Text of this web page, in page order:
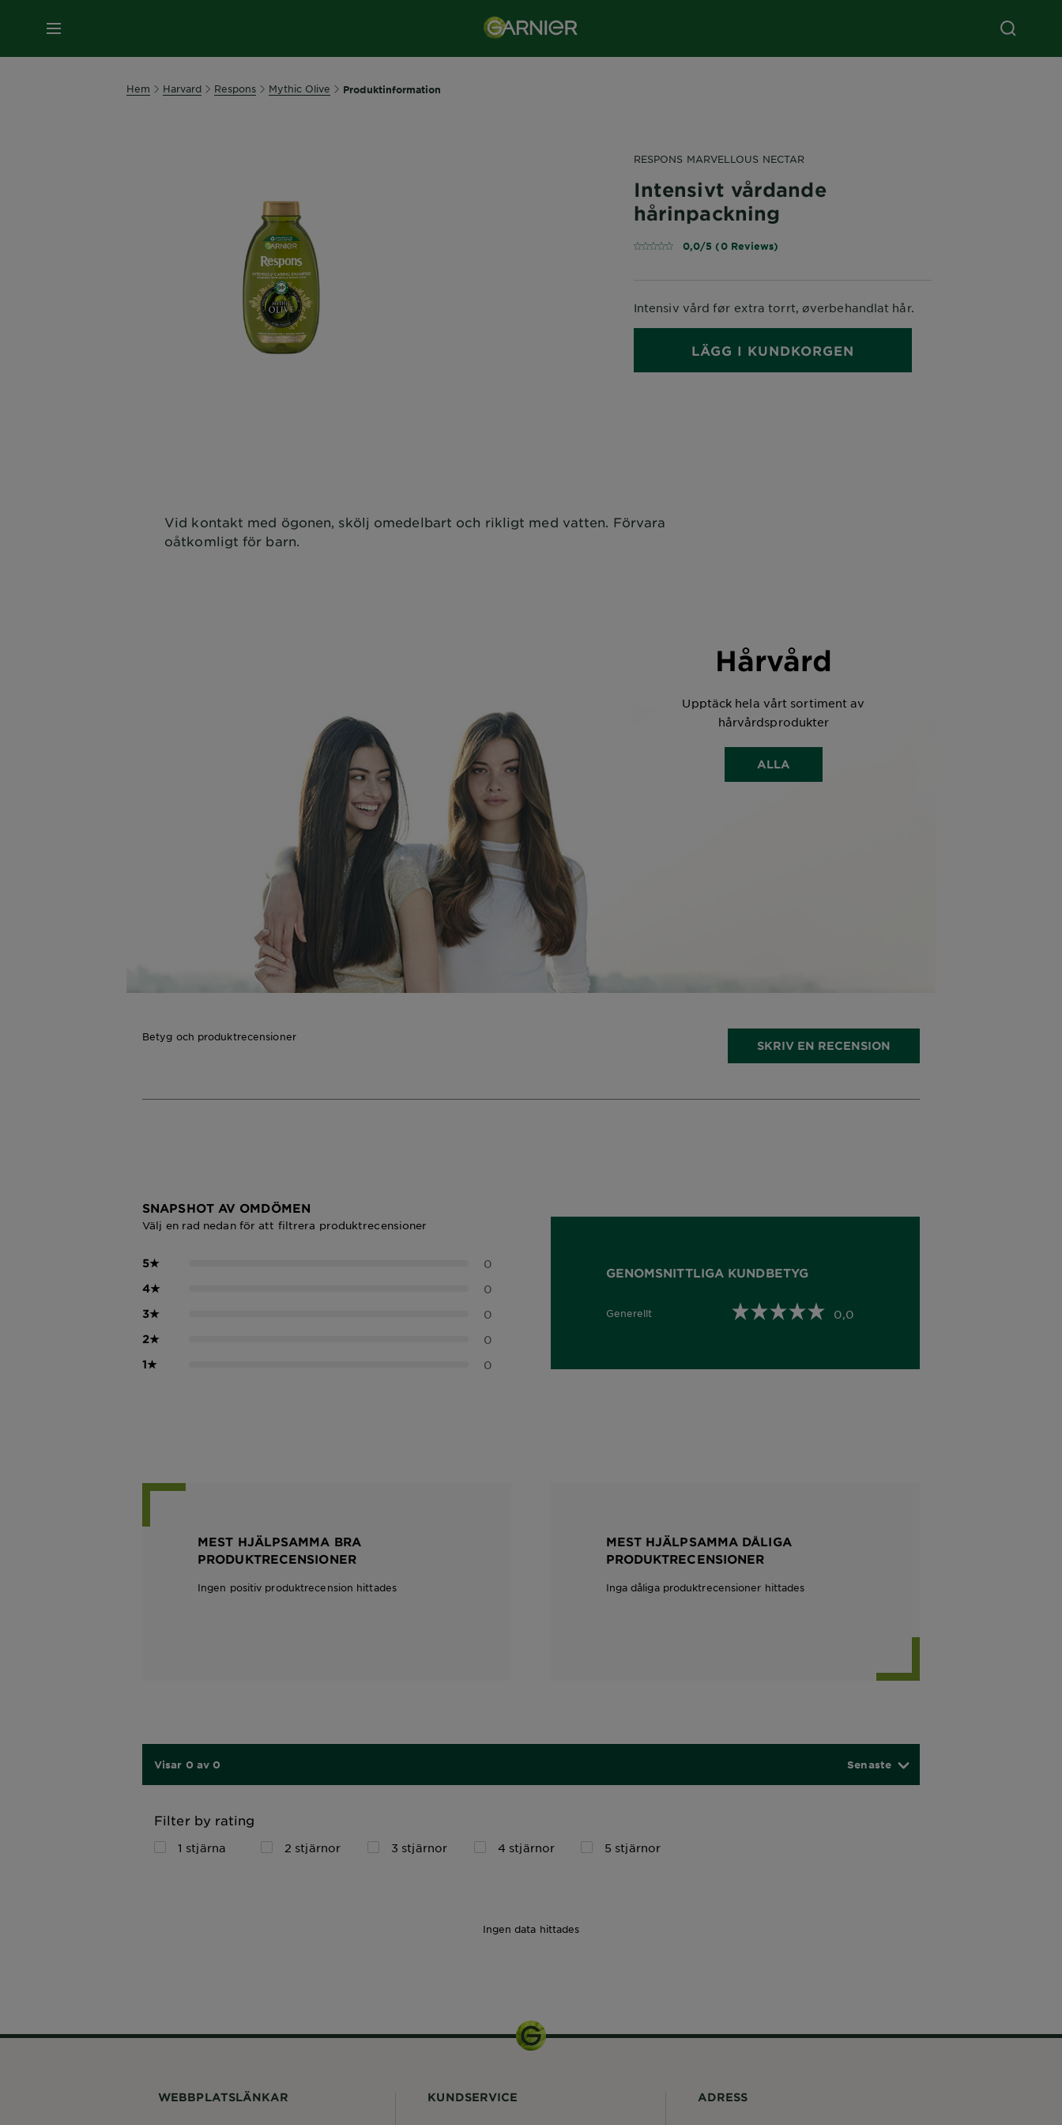
MENY
Hem Harvard Respons Mythic Olive Produktinformation
RESPONS MARVELLOUS NECTAR
Intensivt vårdande
hårinpackning
0,0/5 (0 Reviews)
Intensiv vård før extra torrt, øverbehandlat hår.
LÄGG I KUNDKORGEN
Vid kontakt med ögonen, skölj omedelbart och rikligt med vatten. Förvara
oåtkomligt för barn.
Hårvård
Upptäck hela vårt sortiment av
hårvårdsprodukter
ALLA
Betyg och produktrecensioner
SKRIV EN RECENSION
SNAPSHOT AV OMDÖMEN
Välj en rad nedan för att filtrera produktrecensioner
5★ 0
4★ 0
3★ 0
2★ 0
1★ 0
GENOMSNITTLIGA KUNDBETYG
Generellt
0,0 out of 5 stars 0,0
MEST HJÄLPSAMMA BRA
PRODUKTRECENSIONER
Ingen positiv produktrecension hittades
MEST HJÄLPSAMMA DÅLIGA
PRODUKTRECENSIONER
Inga dåliga produktrecensioner hittades
Visar 0 av 0 Senaste
Filter by rating
1 stjärna 2 stjärnor 3 stjärnor 4 stjärnor 5 stjärnor
Ingen data hittades
WEBBPLATSLÄNKAR KUNDSERVICE ADRESS